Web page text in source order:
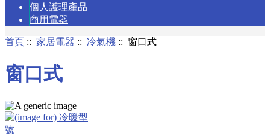
個人護理產品
商用電器
首頁 :: 家居電器 :: 冷氣機 :: 窗口式
窗口式